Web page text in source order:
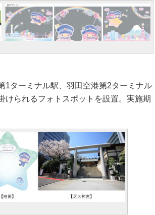
ターミナル駅、羽田空港第2ターミナル
けられるフォトスポットを設置。実施期